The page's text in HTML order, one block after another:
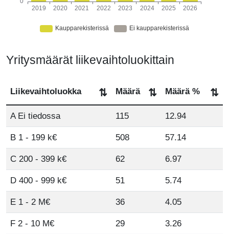
Yritysmäärät liikevaihtoluokittain
Liikevaihtoluokka ⇅ Määrä ⇅ Määrä % ⇅
A Ei tiedossa 115 12.94
B 1 - 199 k€ 508 57.14
C 200 - 399 k€ 62 6.97
D 400 - 999 k€ 51 5.74
E 1 - 2 M€ 36 4.05
F 2 - 10 M€ 29 3.26